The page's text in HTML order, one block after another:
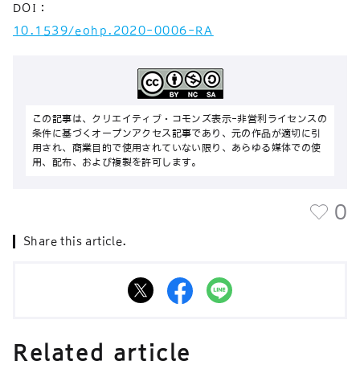
DOI：
10.1539/eohp.2020-0006-RA
この記事は、クリエイティブ・コモンズ表示-非営利ライセンスの
条件に基づくオープンアクセス記事であり、元の作品が適切に引
用され、商業目的で使用されていない限り、あらゆる媒体での使
用、配布、および複製を許可します。
0
Share this article.
Related article